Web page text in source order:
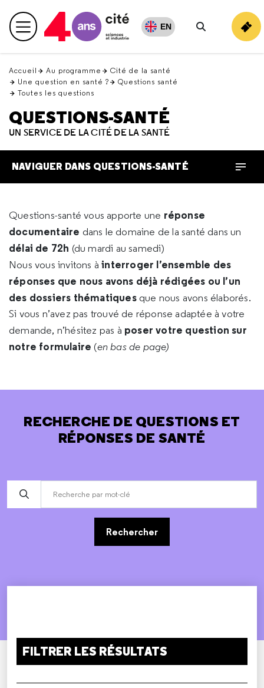
en
haut Menu principal EN
Rechercher
Accueil Au programme
Cité de la santé
Une question en santé ?
Questions santé
Toutes les questions
QUESTIONS-SANTÉ
UN SERVICE DE LA CITÉ DE LA SANTÉ
NAVIGUER DANS QUESTIONS-SANTÉ
Questions-santé vous apporte une réponse
documentaire dans le domaine de la santé dans un
délai de 72h (du mardi au samedi)
Nous vous invitons àinterroger l’ensemble des
réponses que nous avons déjà rédigées ou l’un
des dossiers thématiques que nous avons élaborés.
Si vous n’avez pas trouvé de réponse adaptée à votre
demande, n’hésitez pas à poser votre question sur
notre formulaire (en bas de page)
RECHERCHE DE QUESTIONS ET
RÉPONSES DE SANTÉ
Rechercher
FILTRER LES RÉSULTATS